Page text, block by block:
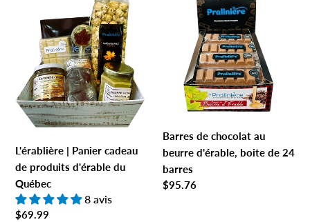
L'érablière | Panier cadeau
de produits d'érable du
Québec
8 avis
Prix normal
$69.99
Barres de chocolat au
beurre d'érable, boite de 24
barres
Prix normal
$95.76